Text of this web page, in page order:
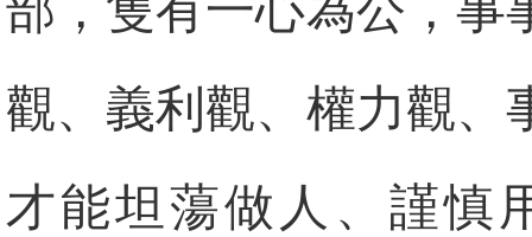
部，隻有一心為公，事
觀、義利觀、權力觀、
才能坦蕩做人、謹慎